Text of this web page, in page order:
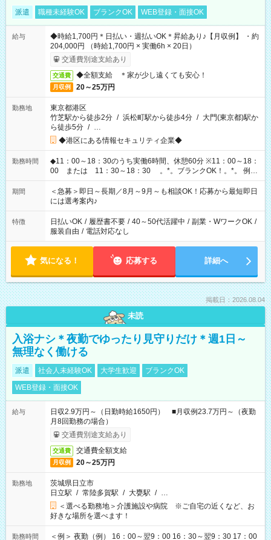
派遣 職種未経験OK ブランクOK WEB登録・面接OK
給与
◆時給1,700円＊日払い・週払いOK＊昇給あり♪【月収例】 ・約
204,000円 （時給1,700円 × 実働6h × 20日）
交通費別途支給あり
交通費 ◆全額支給 ＊家が少し遠くても安心！
月収例 20～25万円
勤務地
東京都港区
竹芝駅から徒歩2分 / 浜松町駅から徒歩4分 / 大門(東京都)駅か
ら徒歩5分 / …
◆港区にある情報セキュリティ企業◆
勤務時間
◆11：00～18：30のうち実働6時間、休憩60分 ※11：00～18：
00 または 11：30～18：30 。*。ブランクOK！。*。 例え
ば前職が、 在宅/財団法人/事務/コールセンター/受付/販売/カフェ
スタッフ スイーツ販売/ホテルフロント/化粧品販売/など 様々な
業界から入社して活躍されています♪
期間
＜急募＞即日～長期／8月～9月～も相談OK！応募から最短即日
には選考案内♪
特徴 日払いOK / 履歴書不要 / 40～50代活躍中 / 副業・WワークOK /
服装自由 / 電話対応なし
気になる！ 応募する 詳細へ
掲載日：2026.08.04
未読
入浴ナシ＊夜勤でゆったり見守りだけ＊週1日～
無理なく働ける
派遣 社会人未経験OK 大学生歓迎
ブランクOK
WEB登録・面接OK
給与
日収2.9万円～（日勤時給1650円） ■月収例23.7万円～（夜勤
月8回勤務の場合）
交通費別途支給あり
交通費 交通費全額支給
月収例 20～25万円
勤務地
茨城県日立市
日立駅 / 常陸多賀駅 / 大甕駅 / …
＜選べる勤務地＞介護施設や病院 ※ご自宅の近くなど、お
好きな場所を選べます！
勤務時間 ＜例＞ 夜勤（例） 16：00～翌9：00 16：30～翌9：30 17：00